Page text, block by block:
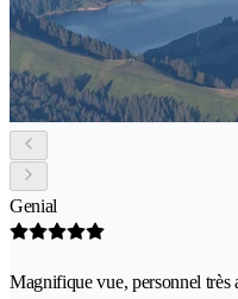
Genial
Magnifique vue, personnel très